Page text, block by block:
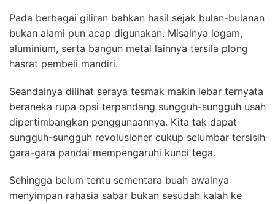
Pada berbagai giliran bahkan hasil sejak bulan-bulanan
bukan alami pun acap digunakan. Misalnya logam,
aluminium, serta bangun metal lainnya tersila plong
hasrat pembeli mandiri.
Seandainya dilihat seraya tesmak makin lebar ternyata
beraneka rupa opsi terpandang sungguh-sungguh usah
dipertimbangkan penggunaannya. Kita tak dapat
sungguh-sungguh revolusioner cukup selumbar tersisih
gara-gara pandai mempengaruhi kunci tega.
Sehingga belum tentu sementara buah awalnya
menyimpan rahasia sabar bukan sesudah kalah ke